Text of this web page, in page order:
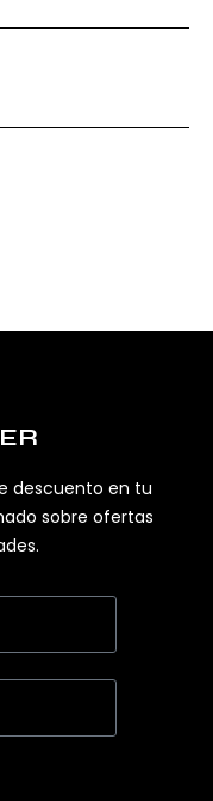
descuento en tu
sobre ofertas